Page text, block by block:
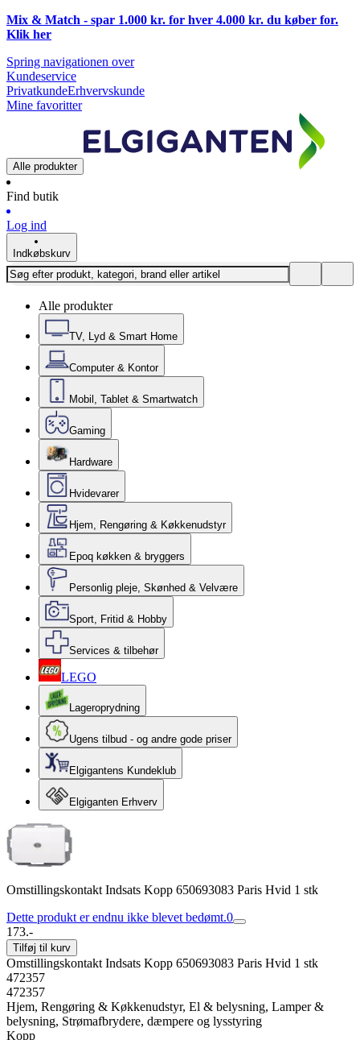
Mix & Match - spar 1.000 kr. for hver 4.000 kr. du køber for.
Klik her
Spring navigationen over
Kundeservice
PrivatkundeErhvervskunde
Mine favoritter
Alle produkter
Find butik
Log ind
Indkøbskurv
Alle produkter
TV, Lyd & Smart Home
Computer & Kontor
Mobil, Tablet & Smartwatch
Gaming
Hardware
Hvidevarer
Hjem, Rengøring & Køkkenudstyr
Epoq køkken & bryggers
Personlig pleje, Skønhed & Velvære
Sport, Fritid & Hobby
Services & tilbehør
LEGO
Lageroprydning
Ugens tilbud - og andre gode priser
Elgigantens Kundeklub
Elgiganten Erhverv
Omstillingskontakt Indsats Kopp 650693083 Paris Hvid 1 stk
Dette produkt er endnu ikke blevet bedømt.0
173.-
Tilføj til kurv
Omstillingskontakt Indsats Kopp 650693083 Paris Hvid 1 stk
472357
472357
Hjem, Rengøring & Køkkenudstyr, El & belysning, Lamper &
belysning, Strømafbrydere, dæmpere og lysstyring
Kopp